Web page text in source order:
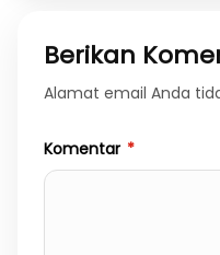
Berikan
Alamat email Anda
Komentar *